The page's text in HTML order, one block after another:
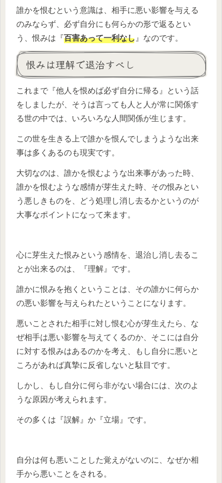
誰かを恨むという意識は、相手に悪い影響を与える
のみならず、必ず自分にも何らかの形で返るとい
う、恨みは『百害あって一利なし 』なのです。
恨みは理解で退治すべし
これまで『他人を恨めば必ず自分に帰る』という話
をしましたが、そうは言っても人と人が常に関係す
る世の中では、いろいろな人間関係が生じます。
この世を生きる上で誰かを恨んでしまうような出来
事は多くあるのも現実です。
大切なのは、誰かを恨むような出来事があった時、
誰かを恨むような感情が芽生えた時、その恨みとい
う悪しきものを、どう処理し消し去るかというのが
大事なポイントになって来ます。
心に芽生えた恨みという感情を、退治し消し去るこ
とが出来るのは、『理解』です。
誰かに恨みを抱くということは、その誰かに何らか
の悪い影響を与えられたということになります。
悪いことされた相手に対し恨む心が芽生えたら、な
ぜ相手は悪い影響を与えてくるのか、そこには自分
に対する恨みはあるのかを考え、もし自分に悪いと
ころがあれば真摯に反省しないと駄目です。
しかし、もし自分に何ら非がない場合には、次のよ
うな原因が考えられます。
その多くは『誤解』か『立場』です。
自分は何も悪いことした覚えがないのに、なぜか相
手から悪いことをされる。